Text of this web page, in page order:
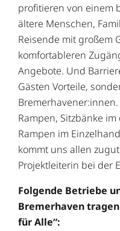
profitieren von einem
ältere Menschen,
Reisende mit großem
komfortableren
Angebote. Und
Gästen Vorteile,
Rampen, Sitzbänke
Rampen im
kommt uns allen
Projektleiterin bei der
Folgende Betriebe
Bremerhaven
für Alle“: